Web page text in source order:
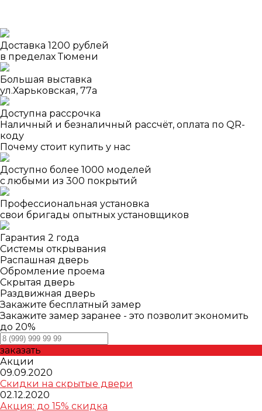
Доставка 1200 рублей
в пределах Тюмени
Большая выставка
ул.Харьковская, 77а
Доступна рассрочка
Наличный и безналичный рассчёт, оплата по QR-
коду
Почему стоит купить у нас
Доступно более 1000 моделей
с любыми из 300 покрытий
Профессиональная установка
свои бригады опытных установщиков
Гарантия 2 года
Системы открывания
Распашная дверь
Обромление проема
Скрытая дверь
Раздвижная дверь
Закажите бесплатный замер
Закажите замер заранее - это позволит экономить
до 20%
заказать
Акции
09.09.2020
Скидки на скрытые двери
02.12.2020
Акция: до 15% скидка